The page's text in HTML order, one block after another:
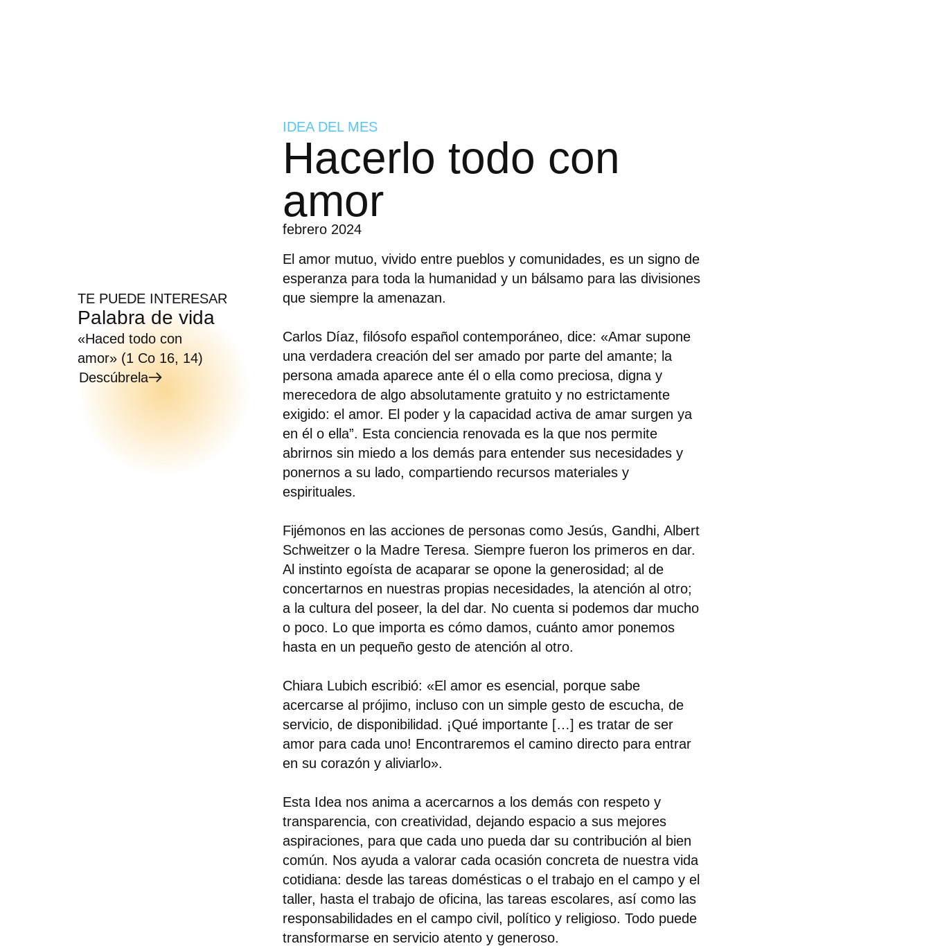
TE PUEDE INTERESAR
Palabra de vida
«Haced todo con
amor» (1 Co 16, 14)
Descúbrela
Hacerlo todo con
amor
febrero 2024
El amor mutuo, vivido entre pueblos y comunidades, es un signo de
esperanza para toda la humanidad y un bálsamo para las divisiones
que siempre la amenazan.
Carlos Díaz, filósofo español contemporáneo, dice: «Amar supone
una verdadera creación del ser amado por parte del amante; la
persona amada aparece ante él o ella como preciosa, digna y
merecedora de algo absolutamente gratuito y no estrictamente
exigido: el amor. El poder y la capacidad activa de amar surgen ya
en él o ella”. Esta conciencia renovada es la que nos permite
abrirnos sin miedo a los demás para entender sus necesidades y
ponernos a su lado, compartiendo recursos materiales y
espirituales.
Fijémonos en las acciones de personas como Jesús, Gandhi, Albert
Schweitzer o la Madre Teresa. Siempre fueron los primeros en dar.
Al instinto egoísta de acaparar se opone la generosidad; al de
concertarnos en nuestras propias necesidades, la atención al otro;
a la cultura del poseer, la del dar. No cuenta si podemos dar mucho
o poco. Lo que importa es cómo damos, cuánto amor ponemos
hasta en un pequeño gesto de atención al otro.
Chiara Lubich escribió: «El amor es esencial, porque sabe
acercarse al prójimo, incluso con un simple gesto de escucha, de
servicio, de disponibilidad. ¡Qué importante […] es tratar de ser
amor para cada uno! Encontraremos el camino directo para entrar
en su corazón y aliviarlo».
Esta Idea nos anima a acercarnos a los demás con respeto y
transparencia, con creatividad, dejando espacio a sus mejores
aspiraciones, para que cada uno pueda dar su contribución al bien
común. Nos ayuda a valorar cada ocasión concreta de nuestra vida
cotidiana: desde las tareas domésticas o el trabajo en el campo y el
taller, hasta el trabajo de oficina, las tareas escolares, así como las
responsabilidades en el campo civil, político y religioso. Todo puede
transformarse en servicio atento y generoso.
IDEA DEL MES